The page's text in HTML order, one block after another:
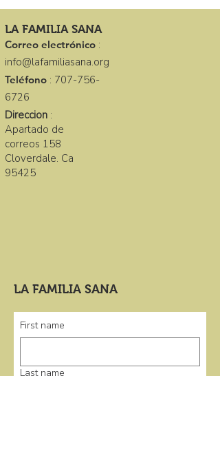
LA FAMILIA SANA
Correo electrónico :
info@lafamiliasana.org
Teléfono : 707-756-
6726
LA FAMILIA SANA
First name
Last name
Direccion :
Apartado de
correos 158
Cloverdale. Ca
95425